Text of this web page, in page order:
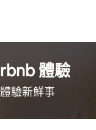
體驗
體驗新鮮事